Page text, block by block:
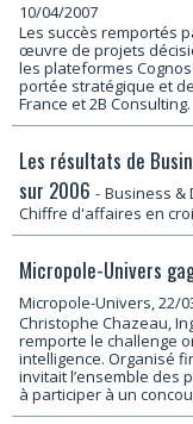
10/04/2007
Les succès remportés
œuvre de projets
les plateformes
portée stratégique et
France et 2B Consulting.
Les résultats de
sur 2006 - Business &
Chiffre d'affaires en
Micropole-Univers
Micropole-Univers, 22/
Christophe Chazeau,
remporte le challenge
intelligence. Organisé
invitait l’ensemble des
à participer à un